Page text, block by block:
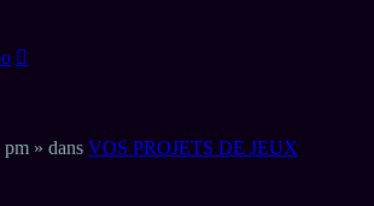
» dans VOS PROJETS DE JEUX